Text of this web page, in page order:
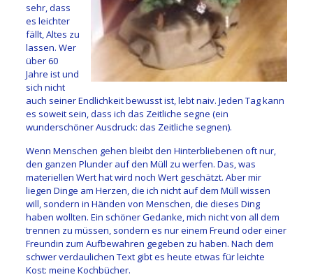
sehr, dass
es leichter
fällt, Altes zu
lassen. Wer
über 60
Jahre ist und
sich nicht
auch seiner Endlichkeit bewusst ist, lebt naiv. Jeden Tag kann
es soweit sein, dass ich das Zeitliche segne (ein
wunderschöner Ausdruck: das Zeitliche segnen).
Wenn Menschen gehen bleibt den Hinterbliebenen oft nur,
den ganzen Plunder auf den Müll zu werfen. Das, was
materiellen Wert hat wird noch Wert geschätzt. Aber mir
liegen Dinge am Herzen, die ich nicht auf dem Müll wissen
will, sondern in Händen von Menschen, die dieses Ding
haben wollten. Ein schöner Gedanke, mich nicht von all dem
trennen zu müssen, sondern es nur einem Freund oder einer
Freundin zum Aufbewahren gegeben zu haben. Nach dem
schwer verdaulichen Text gibt es heute etwas für leichte
Kost: meine Kochbücher.